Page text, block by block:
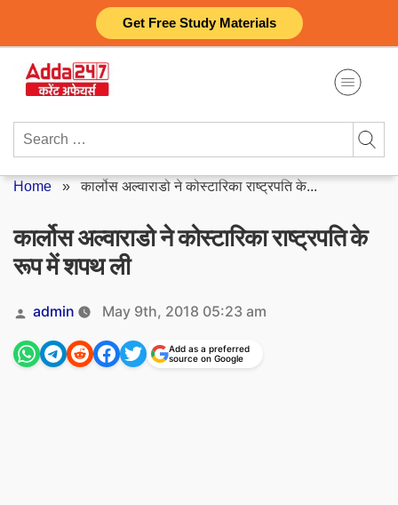
Get Free Study Materials
content
Search
Home »कार्लोस अल्वाराडो ने कोस्टारिका राष्ट्रपति के...
कार्लोस अल्वाराडो ने कोस्टारिका राष्ट्रपति के
रूप में शपथ ली
Posted
by
admin May 9th, 2018 05:23 am
Add as a preferred
source on Google